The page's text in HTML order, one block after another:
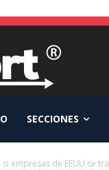
SECCIONES
empresas de EEUU se